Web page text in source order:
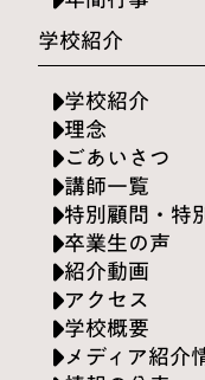
学校紹介
学校紹介
理念
ごあいさつ
講師一覧
特別顧問・特
卒業生の声
紹介動画
アクセス
学校概要
メディア紹介